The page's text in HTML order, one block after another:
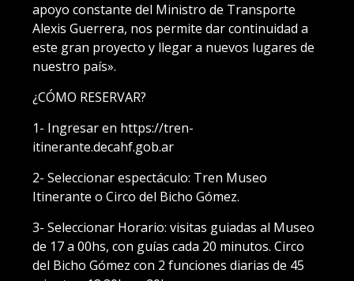
apoyo constante del Ministro de Transporte
Alexis Guerrera, nos permite dar continuidad a
este gran proyecto y llegar a nuevos lugares de
nuestro país».
¿CÓMO RESERVAR?
1- Ingresar en https://tren-
itinerante.decahf.gob.ar
2- Seleccionar espectáculo: Tren Museo
Itinerante o Circo del Bicho Gómez.
3- Seleccionar Horario: visitas guiadas al Museo
de 17 a 00hs, con guías cada 20 minutos. Circo
del Bicho Gómez con 2 funciones diarias de 45